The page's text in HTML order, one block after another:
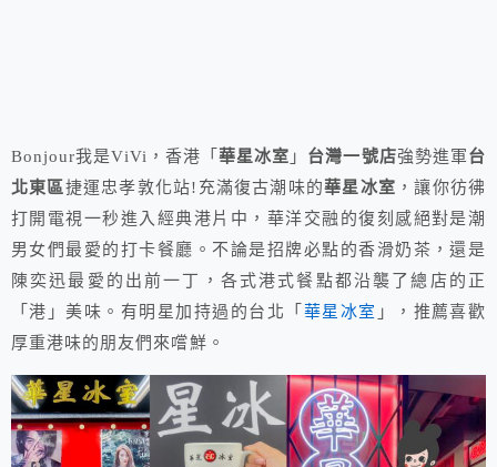
Bonjour我是ViVi，香港「 華星冰室 」 台灣一號店強勢進軍台
北東區捷運忠孝敦化站!充滿復古潮味的華星冰室 ，讓你彷彿
打開電視一秒進入經典港片中，華洋交融的復刻感絕對是潮
男女們最愛的打卡餐廳。不論是招牌必點的香滑奶茶，還是
陳奕迅最愛的出前一丁，各式港式餐點都沿襲了總店的正
「港」美味。有明星加持過的台北「 華星冰室 」，推薦喜歡
厚重港味的朋友們來嚐鮮。